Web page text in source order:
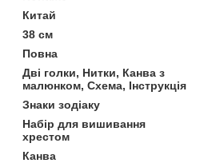
Китай
38 см
Повна
Дві голки, Нитки, Канва з
малюнком, Схема, Інструкція
Знаки зодіаку
Набір для вишивання
хрестом
Канва